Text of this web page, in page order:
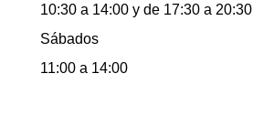
10:30 a 14:00 y de 17:30 a 20:30
Sábados
11:00 a 14:00